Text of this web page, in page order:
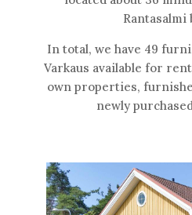
Rantasalmi
In total, we have 49
Varkaus available for
own properties,
newly